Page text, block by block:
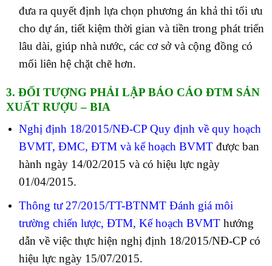
đưa ra quyết định lựa chọn phương án khả thi tối ưu
cho dự án, tiết kiệm thời gian và tiền trong phát triển
lâu dài, giúp nhà nước, các cơ sở và cộng đồng có
mối liên hệ chặt chẽ hơn.
3. ĐỐI TƯỢNG PHẢI LẬP BÁO CÁO ĐTM SẢN
XUẤT RƯỢU – BIA
Nghị định 18/2015/NĐ-CP Quy định về quy hoạch
BVMT, ĐMC, ĐTM và kế hoạch BVMTđược ban
hành ngày 14/02/2015 và có hiệu lực ngày
01/04/2015.
Thông tư 27/2015/TT-BTNMT Đánh giá môi
trường chiến lược, ĐTM, Kế hoạch BVMThướng
dẫn về việc thực hiện nghị định 18/2015/NĐ-CP có
hiệu lực ngày 15/07/2015.